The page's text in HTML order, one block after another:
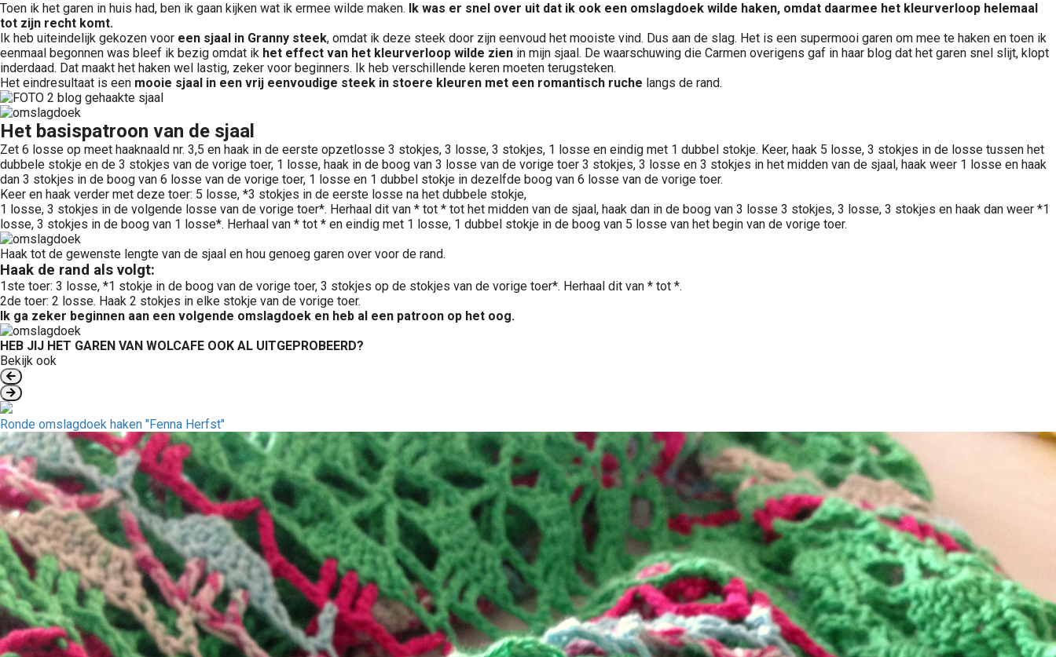
Toen ik het garen in huis had, ben ik gaan kijken wat ik ermee wilde maken. Ik was er snel over uit dat ik ook een omslagdoek wilde haken, omdat daarmee het kleurverloop helemaal
tot zijn recht komt.
Ik heb uiteindelijk gekozen voor een sjaal in Granny steek, omdat ik deze steek door zijn eenvoud het mooiste vind. Dus aan de slag. Het is een supermooi garen om mee te haken en toen ik
eenmaal begonnen was bleef ik bezig omdat ik het effect van het kleurverloop wilde zien in mijn sjaal. De waarschuwing die Carmen overigens gaf in haar blog dat het garen snel slijt, klopt
inderdaad. Dat maakt het haken wel lastig, zeker voor beginners. Ik heb verschillende keren moeten terugsteken.
Het eindresultaat is een mooie sjaal in een vrij eenvoudige steek in stoere kleuren met een romantisch ruche langs de rand.
Het basispatroon van de sjaal
Zet 6 losse op meet haaknaald nr. 3,5 en haak in de eerste opzetlosse 3 stokjes, 3 losse, 3 stokjes, 1 losse en eindig met 1 dubbel stokje. Keer, haak 5 losse, 3 stokjes in de losse tussen het
dubbele stokje en de 3 stokjes van de vorige toer, 1 losse, haak in de boog van 3 losse van de vorige toer 3 stokjes, 3 losse en 3 stokjes in het midden van de sjaal, haak weer 1 losse en haak
dan 3 stokjes in de boog van 6 losse van de vorige toer, 1 losse en 1 dubbel stokje in dezelfde boog van 6 losse van de vorige toer.
Keer en haak verder met deze toer: 5 losse, *3 stokjes in de eerste losse na het dubbele stokje,
1 losse, 3 stokjes in de volgende losse van de vorige toer*. Herhaal dit van * tot * tot het midden van de sjaal, haak dan in de boog van 3 losse 3 stokjes, 3 losse, 3 stokjes en haak dan weer *1
losse, 3 stokjes in de boog van 1 losse*. Herhaal van * tot * en eindig met 1 losse, 1 dubbel stokje in de boog van 5 losse van het begin van de vorige toer.
Haak tot de gewenste lengte van de sjaal en hou genoeg garen over voor de rand.
Haak de rand als volgt:
1ste toer: 3 losse, *1 stokje in de boog van de vorige toer, 3 stokjes op de stokjes van de vorige toer*. Herhaal dit van * tot *.
2de toer: 2 losse. Haak 2 stokjes in elke stokje van de vorige toer.
Ik ga zeker beginnen aan een volgende omslagdoek en heb al een patroon op het oog.
HEB JIJ HET GAREN VAN WOLCAFE OOK AL UITGEPROBEERD?
Bekijk ook
Ronde omslagdoek haken "Fenna Herfst"